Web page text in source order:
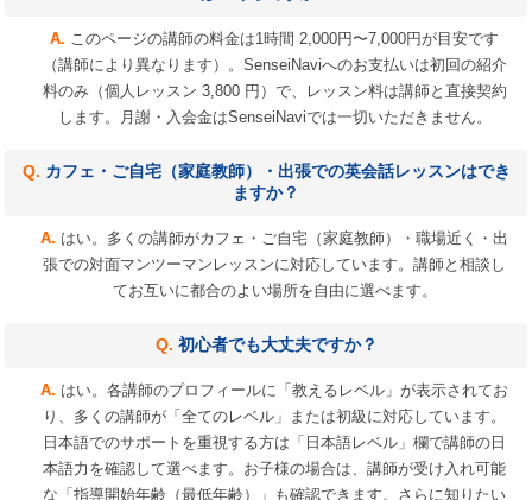
このページの講師の料金は1時間 2,000円〜7,000円が目安です
（講師により異なります）。SenseiNaviへのお支払いは初回の紹介
料のみ（個人レッスン 3,800 円）で、レッスン料は講師と直接契約
します。月謝・入会金はSenseiNaviでは一切いただきません。
カフェ・ご自宅（家庭教師）・出張での英会話レッスンはでき
ますか？
はい。多くの講師がカフェ・ご自宅（家庭教師）・職場近く・出
張での対面マンツーマンレッスンに対応しています。講師と相談し
てお互いに都合のよい場所を自由に選べます。
初心者でも大丈夫ですか？
はい。各講師のプロフィールに「教えるレベル」が表示されてお
り、多くの講師が「全てのレベル」または初級に対応しています。
日本語でのサポートを重視する方は「日本語レベル」欄で講師の日
本語力を確認して選べます。お子様の場合は、講師が受け入れ可能
な「指導開始年齢（最低年齢）」も確認できます。さらに知りたい